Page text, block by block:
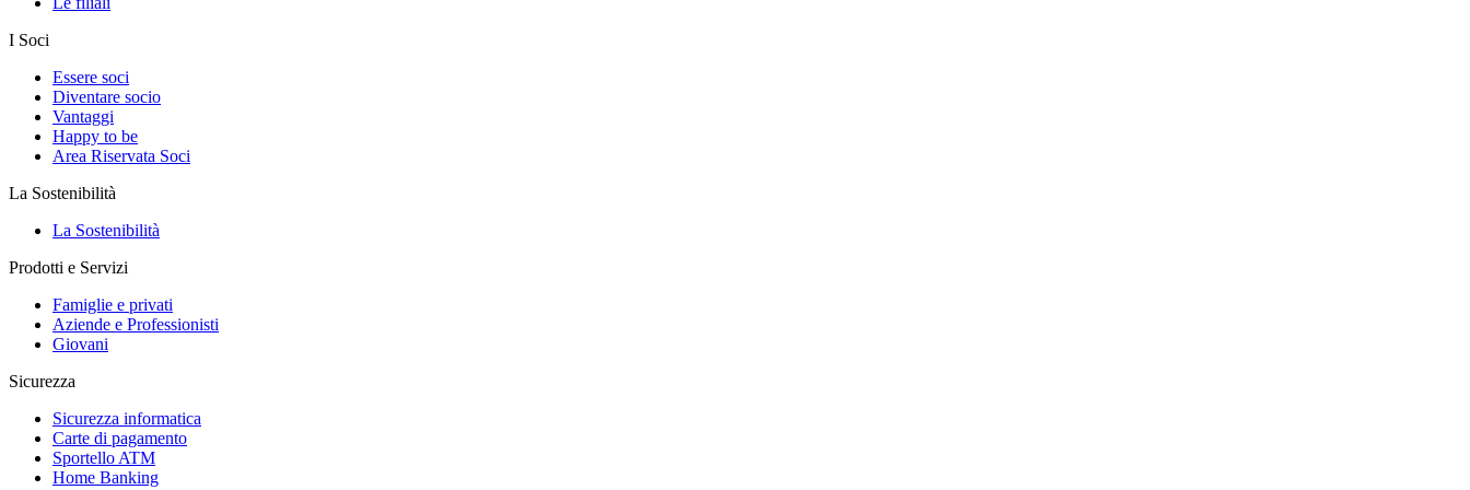
I Soci
Essere soci
Diventare socio
Vantaggi
Happy to be
Area Riservata Soci
La Sostenibilità
La Sostenibilità
Prodotti e Servizi
Famiglie e privati
Aziende e Professionisti
Giovani
Sicurezza
Sicurezza informatica
Carte di pagamento
Sportello ATM
Home Banking